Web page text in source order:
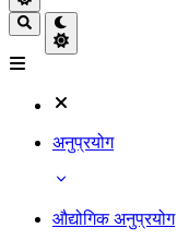
अनुप्रयोग
औद्योगिक अनुप्रयोग